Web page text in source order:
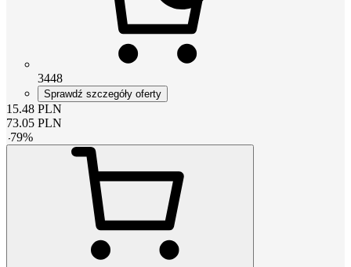
3448
Sprawdź szczegóły oferty
15.48 PLN
73.05 PLN
-79%